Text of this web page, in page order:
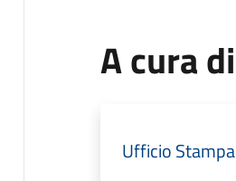
A cura di
Ufficio Stampa